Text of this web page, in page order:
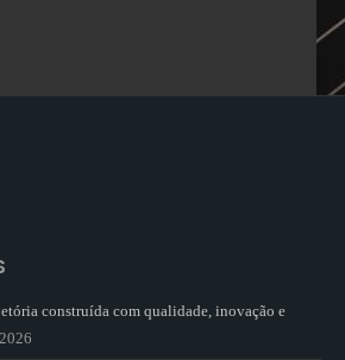
construída com qualidade, inovação e